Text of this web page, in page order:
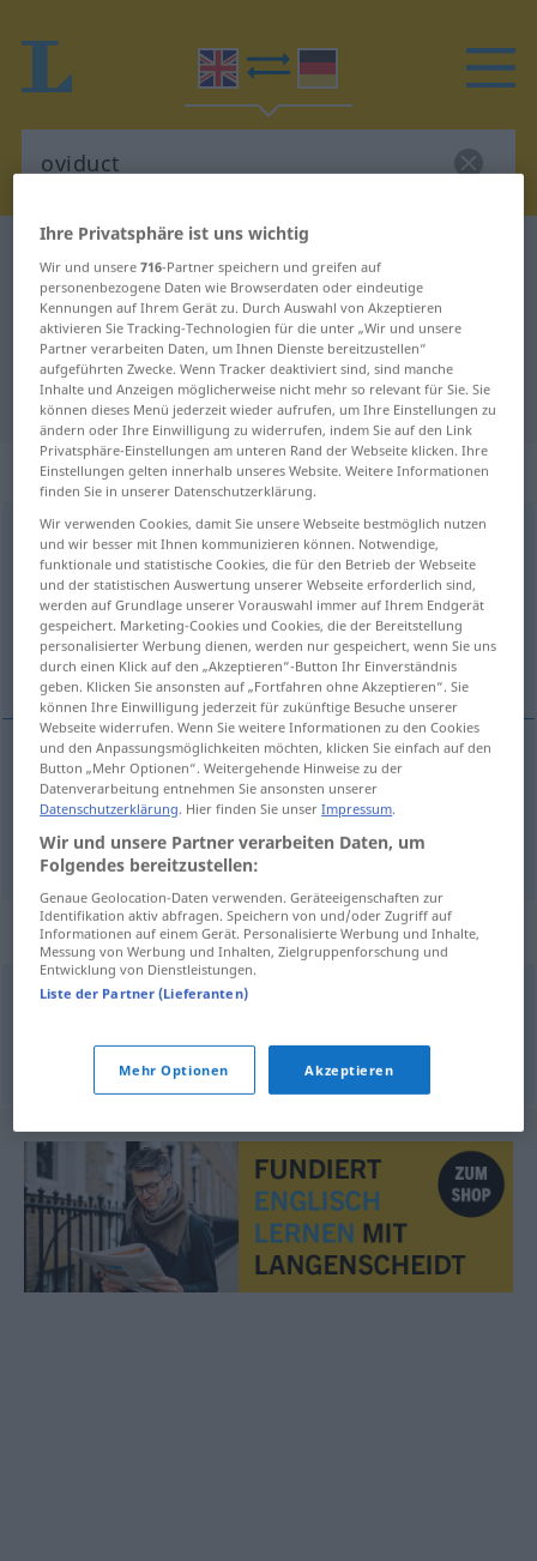
Englisch-Deutsch Übersetzung für
"oviduct"
"oviduct" Deutsch Übersetzung
„oviduct“: noun
oviduct [ˈouvidʌkt]s
Übersicht aller Übersetzungen
(Für mehr Details die Übersetzung anklicken/antippen)
Eileiter, Ovidukt
Eileiterm oviduct MED ZOOL
Oviduktm oviduct MED ZOOL
Synonyme für "oviduct"
© Princeton University
Ihre Privatsphäre ist uns wichtig
Wir und unsere716-Partner speichern und greifen auf
personenbezogene Daten wie Browserdaten oder eindeutige
Kennungen auf Ihrem Gerät zu. Durch Auswahl von Akzeptieren
aktivieren Sie Tracking-Technologien für die unter „Wir und unsere
Partner verarbeiten Daten, um Ihnen Dienste bereitzustellen“
aufgeführten Zwecke. Wenn Tracker deaktiviert sind, sind manche
Inhalte und Anzeigen möglicherweise nicht mehr so relevant für Sie. Sie
können dieses Menü jederzeit wieder aufrufen, um Ihre Einstellungen zu
ändern oder Ihre Einwilligung zu widerrufen, indem Sie auf den Link
Privatsphäre-Einstellungen am unteren Rand der Webseite klicken. Ihre
Einstellungen gelten innerhalb unseres Website. Weitere Informationen
finden Sie in unserer Datenschutzerklärung.
Wir verwenden Cookies, damit Sie unsere Webseite bestmöglich nutzen
und wir besser mit Ihnen kommunizieren können. Notwendige,
funktionale und statistische Cookies, die für den Betrieb der Webseite
und der statistischen Auswertung unserer Webseite erforderlich sind,
werden auf Grundlage unserer Vorauswahl immer auf Ihrem Endgerät
gespeichert. Marketing-Cookies und Cookies, die der Bereitstellung
personalisierter Werbung dienen, werden nur gespeichert, wenn Sie uns
durch einen Klick auf den „Akzeptieren“-Button Ihr Einverständnis
geben. Klicken Sie ansonsten auf „Fortfahren ohne Akzeptieren“. Sie
können Ihre Einwilligung jederzeit für zukünftige Besuche unserer
Webseite widerrufen. Wenn Sie weitere Informationen zu den Cookies
und den Anpassungsmöglichkeiten möchten, klicken Sie einfach auf den
Button „Mehr Optionen“. Weitergehende Hinweise zu der
Datenverarbeitung entnehmen Sie ansonsten unserer
Datenschutzerklärung. Hier finden Sie unserImpressum.
Wir und unsere Partner verarbeiten Daten, um
Folgendes bereitzustellen:
Genaue Geolocation-Daten verwenden. Geräteeigenschaften zur
Identifikation aktiv abfragen. Speichern von und/oder Zugriff auf
Informationen auf einem Gerät. Personalisierte Werbung und Inhalte,
Messung von Werbung und Inhalten, Zielgruppenforschung und
Entwicklung von Dienstleistungen.
Liste der Partner (Lieferanten)
Mehr Optionen Akzeptieren